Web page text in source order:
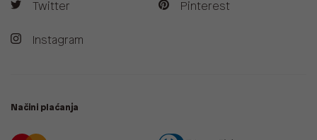
Twitter
Instagram
Pinterest
Načini plaćanja